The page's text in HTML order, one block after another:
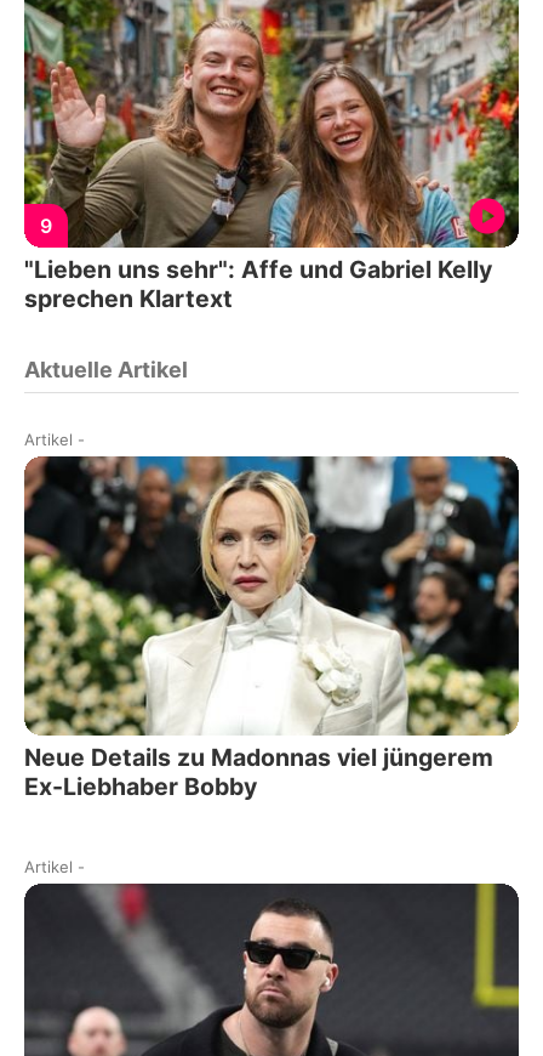
9
"Lieben uns sehr": Affe und Gabriel Kelly
sprechen Klartext
Aktuelle Artikel
Artikel -
Neue Details zu Madonnas viel jüngerem
Ex-Liebhaber Bobby
Artikel -